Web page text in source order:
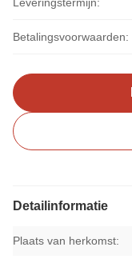
Betalingsvoorwaarden:
Detailinformatie
Plaats van herkomst: